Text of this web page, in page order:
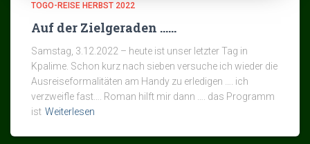
TOGO-REISE HERBST 2022
Auf der Zielgeraden ……
Samstag, 3.12.2022 – heute ist unser letzter Tag in
Kpalime. Schon kurz nach sieben versuche ich wieder die
Ausreiseformalitäten am Handy zu erledigen …. ich
verzweifle fast…. Roman hilft mir dann …. das Programm
ist Weiterlesen